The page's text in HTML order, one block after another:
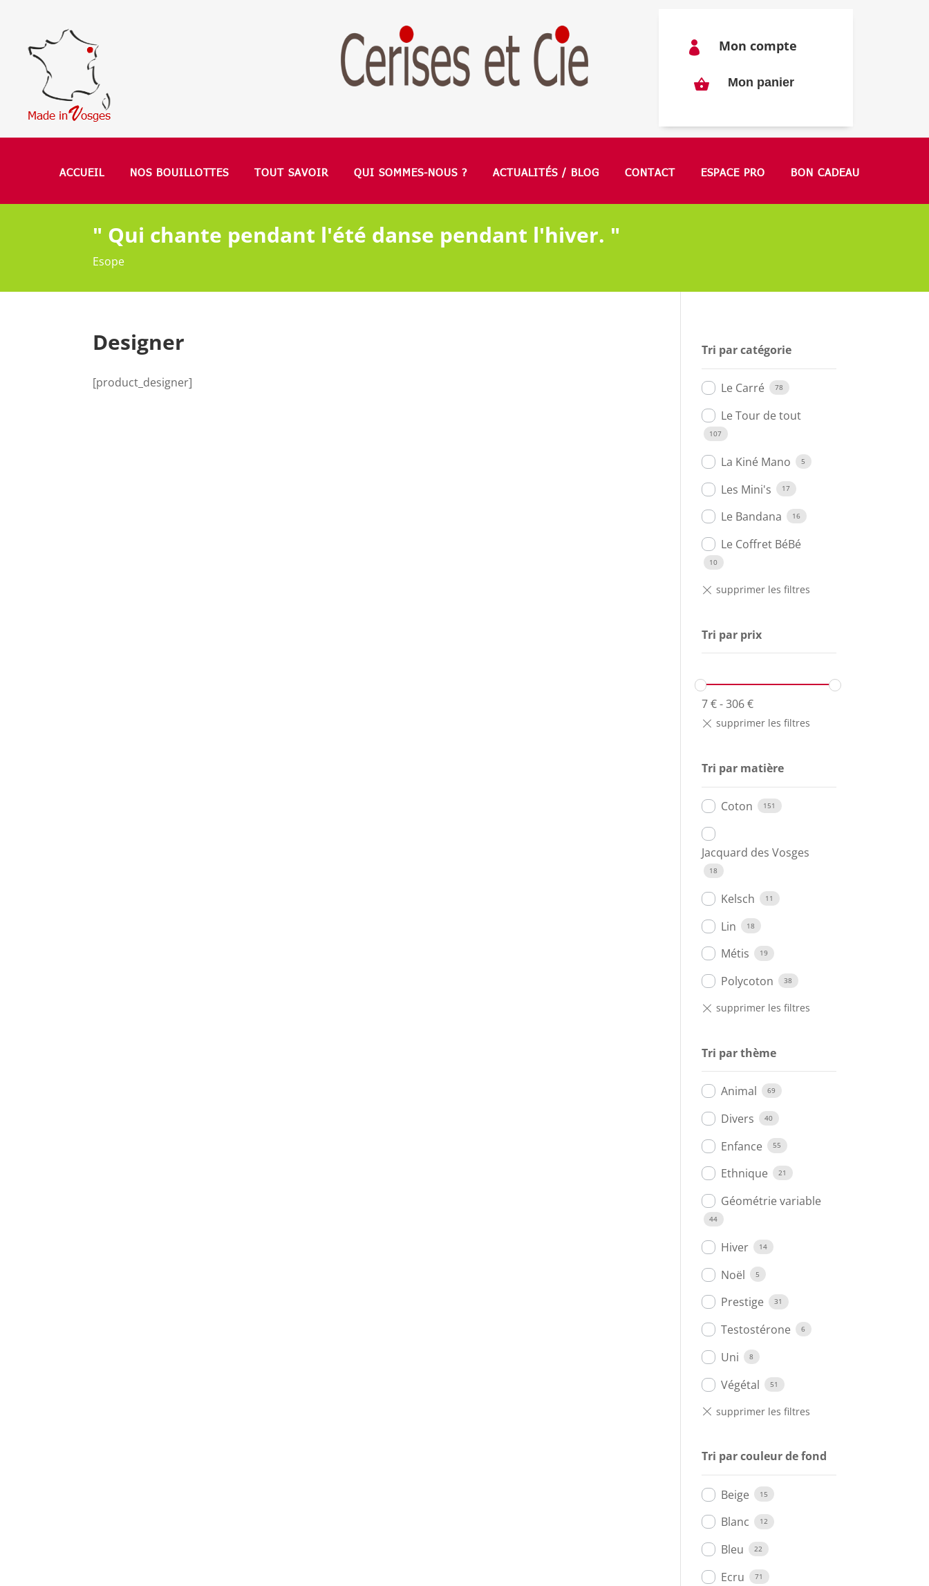
 Mon compte
Mon panier
ACCUEIL NOS BOUILLOTTES TOUT SAVOIR QUI SOMMES-NOUS ? ACTUALITÉS / BLOG CONTACT ESPACE PRO BON CADEAU
" Qui chante pendant l'été danse pendant l'hiver. "
Esope
Designer
[product_designer]
Tri par catégorie
Le Carré 78
Le Tour de tout
107
La Kiné Mano 5
Les Mini's 17
Le Bandana 16
Le Coffret BéBé
10
Tri par prix
7€-306€
Tri par matière
Coton 151
Jacquard des Vosges
18
Kelsch 11
Lin 18
Métis 19
Polycoton 38
Tri par thème
Animal 69
Divers 40
Enfance 55
Ethnique 21
Géométrie variable
44
Hiver 14
Noël 5
Prestige 31
Testostérone 6
Uni 8
Végétal 51
Tri par couleur de fond
Beige 15
Blanc 12
Bleu 22
Ecru 71